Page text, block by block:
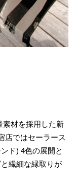
素材を採用した新
店ではセーラース
ド) 4色の展開と
繊細な縁取りが